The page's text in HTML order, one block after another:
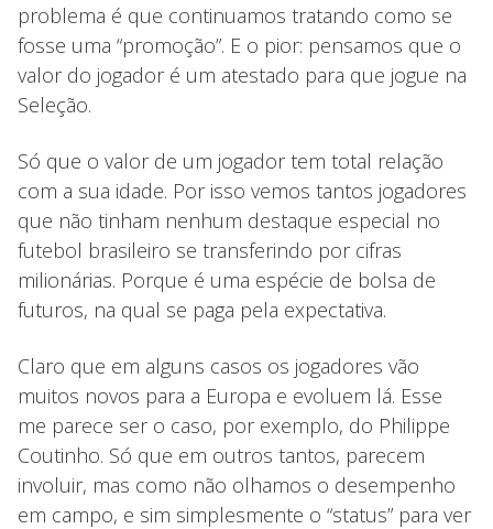
problema é que continuamos tratando como se
fosse uma “promoção”. E o pior: pensamos que o
valor do jogador é um atestado para que jogue na
Seleção.
Só que o valor de um jogador tem total relação
com a sua idade. Por isso vemos tantos jogadores
que não tinham nenhum destaque especial no
futebol brasileiro se transferindo por cifras
milionárias. Porque é uma espécie de bolsa de
futuros, na qual se paga pela expectativa.
Claro que em alguns casos os jogadores vão
muitos novos para a Europa e evoluem lá. Esse
me parece ser o caso, por exemplo, do Philippe
Coutinho. Só que em outros tantos, parecem
involuir, mas como não olhamos o desempenho
em campo, e sim simplesmente o “status” para ver